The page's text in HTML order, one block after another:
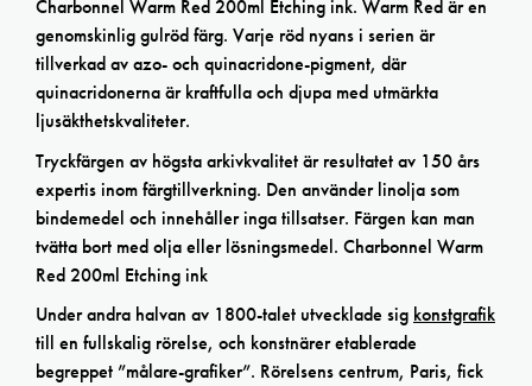
Charbonnel Warm Red 200ml Etching ink. Warm Red är en
genomskinlig gulröd färg. Varje röd nyans i serien är
tillverkad av azo- och quinacridone-pigment, där
quinacridonerna är kraftfulla och djupa med utmärkta
ljusäkthetskvaliteter.
Tryckfärgen av högsta arkivkvalitet är resultatet av 150 års
expertis inom färgtillverkning. Den använder linolja som
bindemedel och innehåller inga tillsatser. Färgen kan man
tvätta bort med olja eller lösningsmedel. Charbonnel Warm
Red 200ml Etching ink
Under andra halvan av 1800-talet utvecklade sig konstgrafik
till en fullskalig rörelse, och konstnärer etablerade
begreppet ”målare-grafiker”. Rörelsens centrum, Paris, fick